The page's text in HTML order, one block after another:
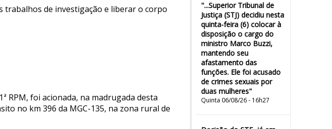
"...Superior Tribunal de
Justiça (STJ) decidiu nesta
quinta-feira (6) colocar à
disposição o cargo do
ministro Marco Buzzi,
mantendo seu
afastamento das
funções. Ele foi acusado
de crimes sexuais por
duas mulheres"
Quinta 06/08/26 - 16h27
trabalhos de investigação e liberar o corpo
RPM, foi acionada, na madrugada desta
no km 396 da MGC-135, na zona rural de